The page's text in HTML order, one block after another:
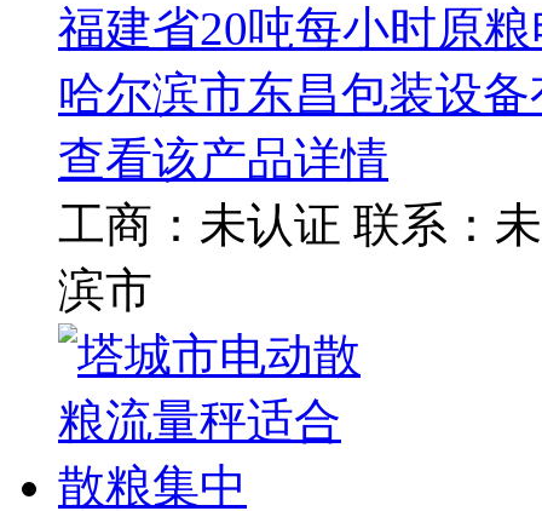
福建省20吨每小时原
哈尔滨市东昌包装设
查看该产品详情
工商： 未认证 联系：
滨市